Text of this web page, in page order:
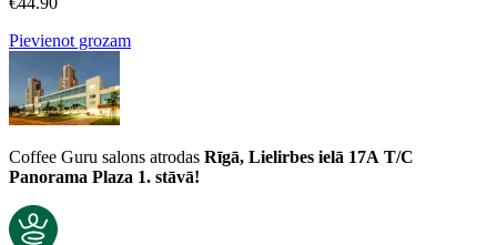
Pievienot grozam
Coffee Guru salons atrodas Rīgā, Lielirbes ielā 17A T/C
Panorama Plaza 1. stāvā!